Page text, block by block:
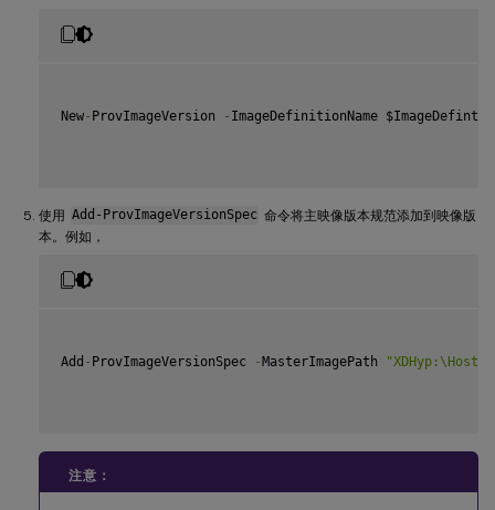
New- ProvImageVersion - ImageDefinitionName
使用 Add-ProvImageVersionSpec 命令将主映像版本规范添加到映像版
本。例如，
Add - ProvImageVersionSpec -MasterImagePath
注意：